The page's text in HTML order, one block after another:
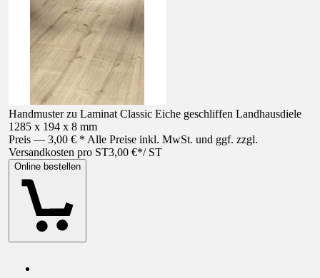
Handmuster zu Laminat Classic Eiche geschliffen Landhausdiele
1285 x 194 x 8 mm
Preis — 3,00 € * Alle Preise inkl. MwSt. und ggf. zzgl.
Versandkosten pro ST3,00 €*/ ST
Online bestellen